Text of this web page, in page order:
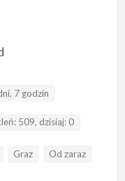
7 godzin
509, dzisiaj: 0
Graz
Od zaraz